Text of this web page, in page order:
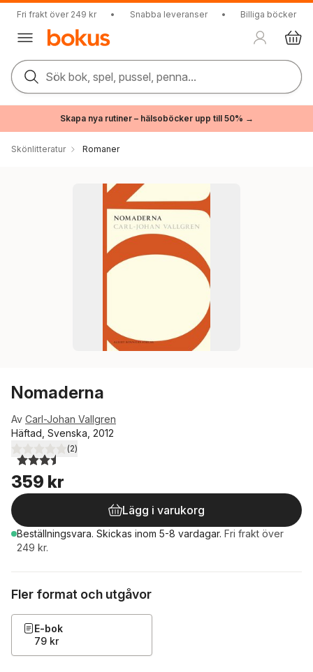
Fri frakt över 249 kr • Snabba leveranser • Billiga böcker
Sök bok, spel, pussel, penna...
Skapa nya rutiner – hälsoböcker upp till 50% →
Skönlitteratur Romaner
Nomaderna
Av Carl-Johan Vallgren
Häftad, Svenska, 2012
3,5utav 5 stjärnor. Totalt antal röster:
(2)
359 kr
Lägg i varukorg
Beställningsvara. Skickas inom 5-8 vardagar. Fri frakt över
249 kr.
Fler format och utgåvor
E-bok
79 kr